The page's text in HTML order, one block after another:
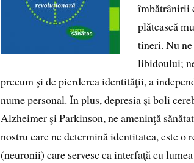
îmbătrânirii
plătească
tineri. Nu
libidoului;
precum şi de pierderea identităţii, a
nume personal. În plus, depresia şi boli
Alzheimer şi Parkinson, ne ameninţă
nostru care ne determină identitatea, este
(neuronii) care servesc ca interfaţă cu